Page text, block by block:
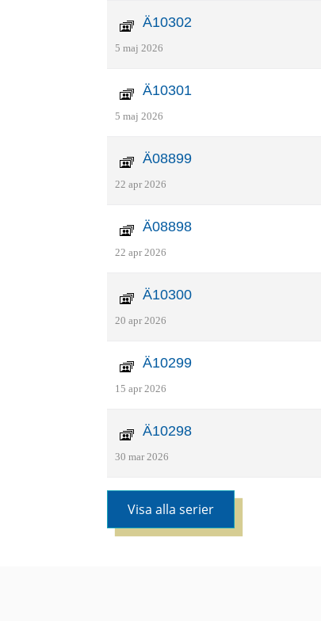
Ä10302
5 maj 2026
Ä10301
5 maj 2026
Ä08899
22 apr 2026
Ä08898
22 apr 2026
Ä10300
20 apr 2026
Ä10299
15 apr 2026
Ä10298
30 mar 2026
Visa alla serier